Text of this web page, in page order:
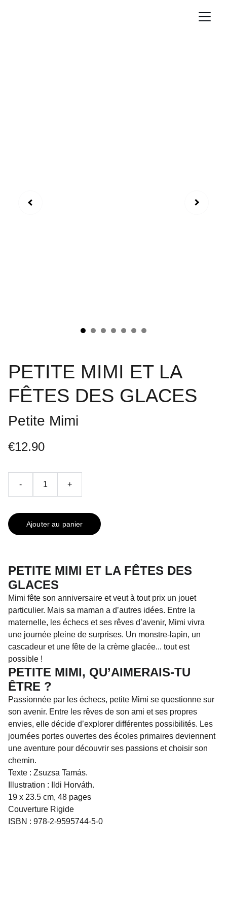
PETITE MIMI ET LA
FÊTES DES GLACES
Petite Mimi
€12.90
- +
Ajouter au panier
PETITE MIMI ET LA FÊTES DES
GLACES
Mimi fête son anniversaire et veut à tout prix un jouet
particulier. Mais sa maman a d’autres idées. Entre la
maternelle, les échecs et ses rêves d’avenir, Mimi vivra
une journée pleine de surprises. Un monstre-lapin, un
cascadeur et une fête de la crème glacée... tout est
possible !
PETITE MIMI, QU’AIMERAIS-TU
ÊTRE ?
Passionnée par les échecs, petite Mimi se questionne sur
son avenir. Entre les rêves de son ami et ses propres
envies, elle décide d’explorer différentes possibilités. Les
journées portes ouvertes des écoles primaires deviennent
une aventure pour découvrir ses passions et choisir son
chemin.
Texte : Zsuzsa Tamás.
Illustration : Ildi Horváth.
19 x 23.5 cm, 48 pages
Couverture Rigide
ISBN : 978-2-9595744-5-0